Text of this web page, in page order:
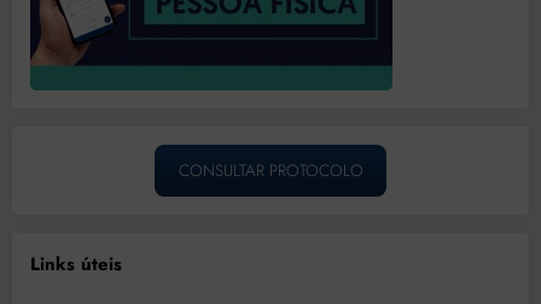
CONSULTAR PROTOCOLO
Links úteis